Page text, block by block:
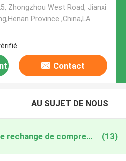
Zhongzhou West Road, Jianxi
Province ,China,LA
Contact
AU SUJET DE NOUS
LA CHINE Pièces de rechange de compresseur d'air (13)